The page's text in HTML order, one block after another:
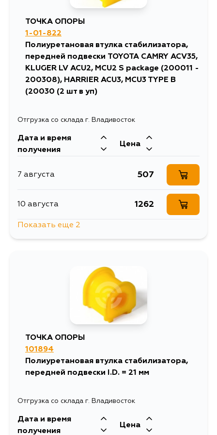
ТОЧКА ОПОРЫ
1-01-822
Полиуретановая втулка стабилизатора,
передней подвески TOYOTA CAMRY ACV35,
KLUGER LV ACU2, MCU2 S package (200011 -
200308), HARRIER ACU3, MCU3 TYPE B
(20030 (2 шт в уп)
Отгрузка со склада г. Владивосток
Дата и время
получения
Цена
7 августа 507
10 августа 1262
Показать еще 2
ТОЧКА ОПОРЫ
101894
Полиуретановая втулка стабилизатора,
передней подвески I.D. = 21 мм
Отгрузка со склада г. Владивосток
Дата и время
получения
Цена